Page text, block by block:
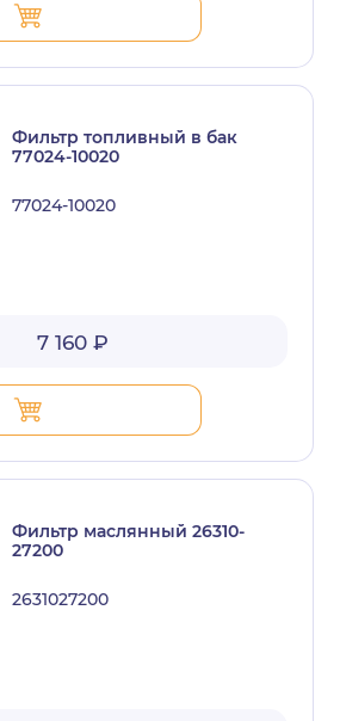
Фильтр топливный в бак
77024-10020
77024-10020
7 160 ₽
Фильтр маслянный 26310-
27200
2631027200